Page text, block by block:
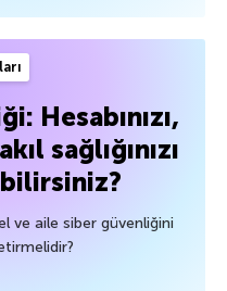
Hesabınızı,
sağlığınızı
ve aile siber güvenliğini